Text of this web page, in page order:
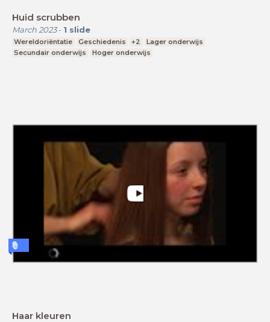
Huid scrubben
March 2023- 1 slide
Wereldoriëntatie Geschiedenis +2
Lager onderwijs
Secundair onderwijs
Hoger onderwijs
Haar kleuren